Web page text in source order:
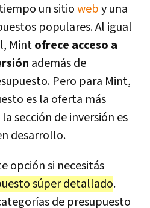
un sitioweby una
populares. Al igual
Mintofrece acceso a
además de
Pero para Mint,
es la oferta más
sección de inversión es
desarrollo.
opción si necesitás
súper detallado.
de presupuesto